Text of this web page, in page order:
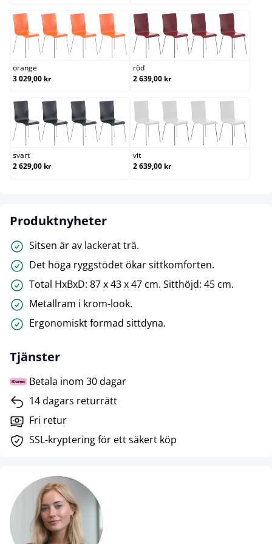
orange
orange
3 029,00 kr
röd
röd
2 639,00 kr
svart
svart
2 629,00 kr
vit
vit
2 639,00 kr
Produktnyheter
Sitsen är av lackerat trä.
Det höga ryggstödet ökar sittkomforten.
Total HxBxD: 87 x 43 x 47 cm. Sitthöjd: 45 cm.
Metallram i krom-look.
Ergonomiskt formad sittdyna.
Tjänster
Betala inom 30 dagar
14 dagars returrätt
Fri retur
SSL-kryptering för ett säkert köp